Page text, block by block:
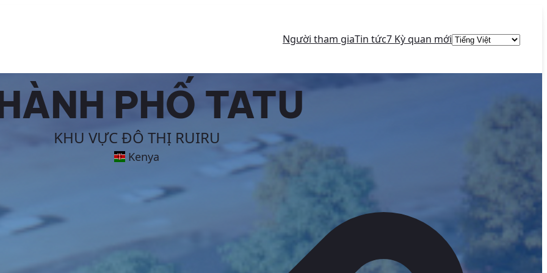
Người tham giaTin tức7 Kỳ quan mớiChoose
PHỐ TATU
KHU VỰC ĐÔ THỊ RUIRU
Kenya